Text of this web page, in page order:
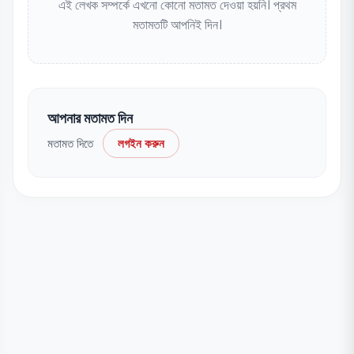
এই লেখক সম্পর্কে এখনো কোনো মতামত দেওয়া হয়নি। প্রথম
মতামতটি আপনিই দিন।
আপনার মতামত দিন
মতামত দিতে লগইন করুন